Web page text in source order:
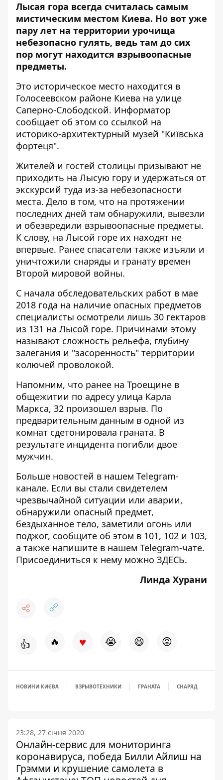
Лысая гора всегда считалась самым
мистическим местом Киева. Но вот уже
пару лет на территории урочища
небезопасно гулять, ведь там до сих
пор могут находится взрывоопасные
предметы.
Это историческое место находится в
Голосеевском районе Киева на улице
Саперно-Слободской. Информатор
сообщает об этом со ссылкой на
историко-архитектурный музей "Київська
фортеця".
Жителей и гостей столицы призывают не
приходить на Лысую гору и удержаться от
экскурсий туда из-за небезопасности
места. Дело в том, что на протяжении
последних дней там обнаружили, вывезли
и обезвредили взрывоопасные предметы.
К слову, на Лысой горе их находят не
впервые. Ранее спасатели также изъяли и
уничтожили снаряды и гранату времен
Второй мировой войны.
С начала обследовательских работ в мае
2018 года на наличие опасных предметов
специалисты осмотрели лишь 30 гектаров
из 131 на Лысой горе. Причинами этому
называют сложность рельефа, глубину
залегания и "засоренность" территории
колючей проволокой.
Напомним, что ранее на Троещине в
общежитии по адресу улица Карла
Маркса, 32 произошел взрыв. По
предварительным данным в одной из
комнат сдетонировала граната. В
результате инцидента погибли двое
мужчин.
Больше новостей в нашем Telegram-
канале. Если вы стали свидетелем
чрезвычайной ситуации или аварии,
обнаружили опасный предмет,
бездыханное тело, заметили огонь или
поджог, сообщите об этом в 101, 102 и 103,
а также напишите в нашем Telegram-чате.
Присоединиться к нему можно ЗДЕСЬ.
Линда Хурани
👍 🔥 ♥ 😭 😆 😡
НОВИНИ КИЄВА ВЗРЫВОТЕХНИКИ ГРАНАТА СНАРЯД
23:28, 27 січня 2020
Онлайн-сервис для мониторинга
коронавируса, победа Билли Айлиш на
Грэмми и крушение самолета в